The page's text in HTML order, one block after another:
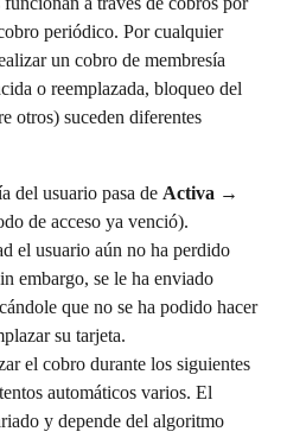
periódico. Por cualquier
un cobro de membresía
o reemplazada, bloqueo del
otros) suceden diferentes
del usuario pasa de Activa →
de acceso ya venció).
el usuario aún no ha perdido
embargo, se le ha enviado
que no se ha podido hacer
su tarjeta.
el cobro durante los siguientes
automáticos varios. El
y depende del algoritmo